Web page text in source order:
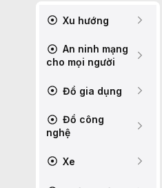
Xu hướng
An ninh mạng
cho mọi người
Đồ gia dụng
Đồ công
nghệ
Xe